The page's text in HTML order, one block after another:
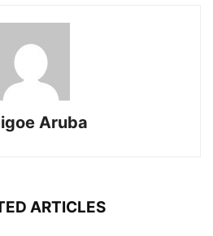
Aruba
ARTICLES